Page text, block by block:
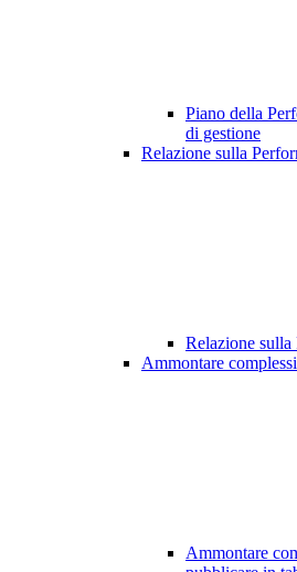
Piano della
di gestione
Relazione sulla
Relazione sulla
Ammontare
Ammontare